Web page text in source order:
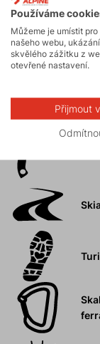
Aktivity
Používáme
Můžeme je umístit
našeho webu,
skvělého zážitku z
otevřené nastavení.
Přijmout